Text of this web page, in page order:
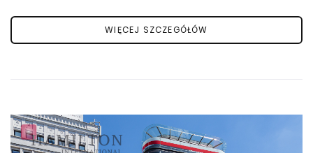
WIĘCEJ SZCZEGÓŁÓW